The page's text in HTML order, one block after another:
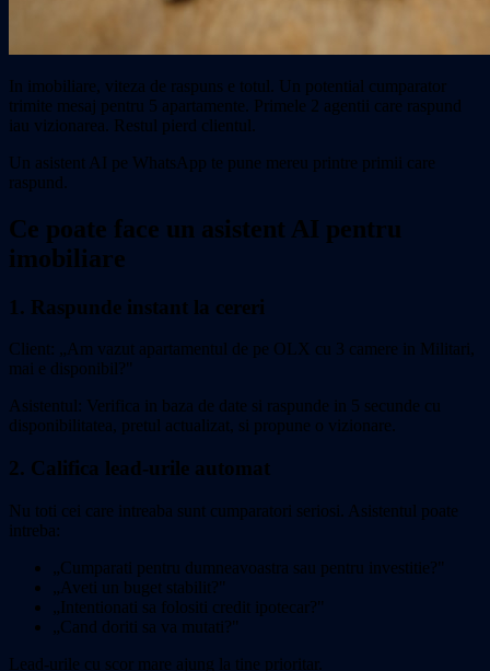
In imobiliare, viteza de raspuns e totul. Un potential cumparator
trimite mesaj pentru 5 apartamente. Primele 2 agentii care raspund
iau vizionarea. Restul pierd clientul.
Un asistent AI pe WhatsApp te pune mereu printre primii care
raspund.
Ce poate face un asistent AI pentru
imobiliare
1. Raspunde instant la cereri
Client: „Am vazut apartamentul de pe OLX cu 3 camere in Militari,
mai e disponibil?"
Asistentul: Verifica in baza de date si raspunde in 5 secunde cu
disponibilitatea, pretul actualizat, si propune o vizionare.
2. Califica lead-urile automat
Nu toti cei care intreaba sunt cumparatori seriosi. Asistentul poate
intreba:
„Cumparati pentru dumneavoastra sau pentru investitie?"
„Aveti un buget stabilit?"
„Intentionati sa folositi credit ipotecar?"
„Cand doriti sa va mutati?"
Lead-urile cu scor mare ajung la tine prioritar.